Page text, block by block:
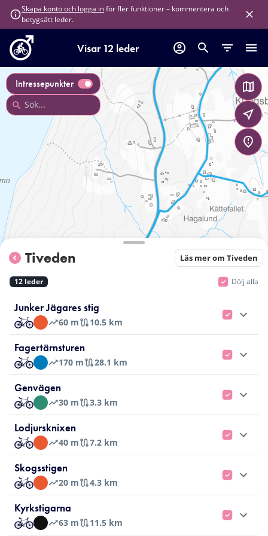
Skapa konto och logga inför fler funktioner – kommentera och
betygsätt leder.
Visar 12 leder
Intressepunkter
Tiveden Läs mer om Tiveden
12 leder Dölj alla
Junker Jägares stig
60 m 10.5 km
Fagertärnsturen
170 m 28.1 km
Genvägen
30 m 3.3 km
Lodjursknixen
40 m 7.2 km
Skogsstigen
20 m 4.3 km
Kyrkstigarna
63 m 11.5 km